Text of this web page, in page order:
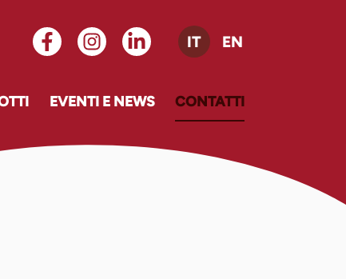
IT EN
EVENTI E NEWS CONTATTI